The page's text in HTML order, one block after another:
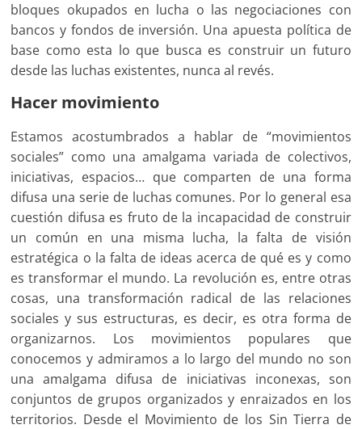
bloques okupados en lucha o las negociaciones con
bancos y fondos de inversión. Una apuesta política de
base como esta lo que busca es construir un futuro
desde las luchas existentes, nunca al revés.
Hacer movimiento
Estamos acostumbrados a hablar de “movimientos
sociales” como una amalgama variada de colectivos,
iniciativas, espacios… que comparten de una forma
difusa una serie de luchas comunes. Por lo general esa
cuestión difusa es fruto de la incapacidad de construir
un común en una misma lucha, la falta de visión
estratégica o la falta de ideas acerca de qué es y como
es transformar el mundo. La revolución es, entre otras
cosas, una transformación radical de las relaciones
sociales y sus estructuras, es decir, es otra forma de
organizarnos. Los movimientos populares que
conocemos y admiramos a lo largo del mundo no son
una amalgama difusa de iniciativas inconexas, son
conjuntos de grupos organizados y enraizados en los
territorios. Desde el Movimiento de los Sin Tierra de